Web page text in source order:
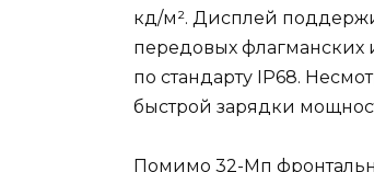
кд/м². Дисплей
передовых флагманских
по стандарту IP68.
быстрой зарядки
Помимо 32-Мп